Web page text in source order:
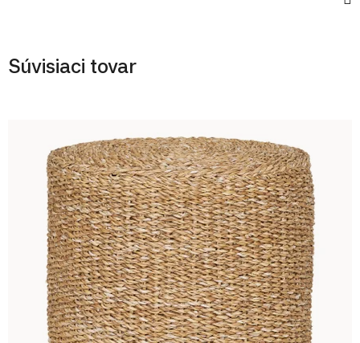
Súvisiaci tovar